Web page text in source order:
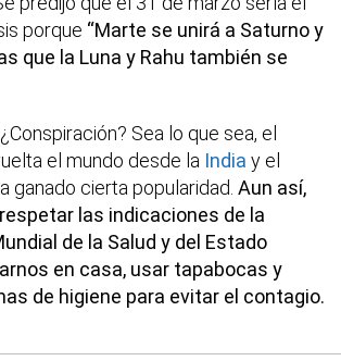
porque “Marte se unirá a Saturno y
que la Luna y Rahu también se
Sea lo que sea, el
el mundo desde la India y el
ganado cierta popularidad. Aun así,
las indicaciones de la
de la Salud y del Estado
en casa, usar tapabocas y
de higiene para evitar el contagio.